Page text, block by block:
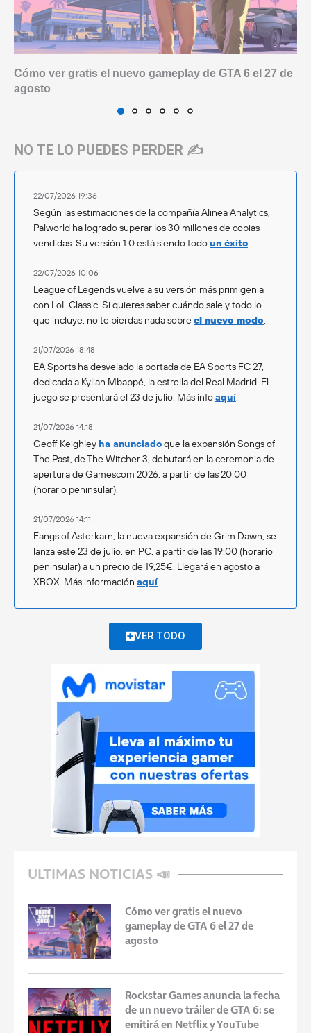
Cómo ver gratis el nuevo gameplay de GTA 6 el 27 de
agosto
NO TE LO PUEDES PERDER ✍️
22/07/2026 19:36
Según las estimaciones de la compañía Alinea Analytics,
Palworld ha logrado superar los 30 millones de copias
vendidas. Su versión 1.0 está siendo todoun éxito.
22/07/2026 10:06
League of Legends vuelve a su versión más primigenia
con LoL Classic. Si quieres saber cuándo sale y todo lo
que incluye, no te pierdas nada sobreel nuevo modo.
21/07/2026 18:48
EA Sports ha desvelado la portada de EA Sports FC 27,
dedicada a Kylian Mbappé, la estrella del Real Madrid. El
juego se presentará el 23 de julio. Más infoaquí.
21/07/2026 14:18
Geoff Keighley ha anunciadoque la expansión Songs of
The Past, de The Witcher 3, debutará en la ceremonia de
apertura de Gamescom 2026, a partir de las 20:00
(horario peninsular).
21/07/2026 14:11
Fangs of Asterkarn, la nueva expansión de Grim Dawn, se
lanza este 23 de julio, en PC, a partir de las 19:00 (horario
peninsular) a un precio de 19,25€. Llegará en agosto a
XBOX. Más información aquí.
VER TODO
ULTIMAS NOTICIAS 📣
Cómo ver gratis el nuevo
gameplay de GTA 6 el 27 de
agosto
Rockstar Games anuncia la fecha
de un nuevo tráiler de GTA 6: se
emitirá en Netflix y YouTube